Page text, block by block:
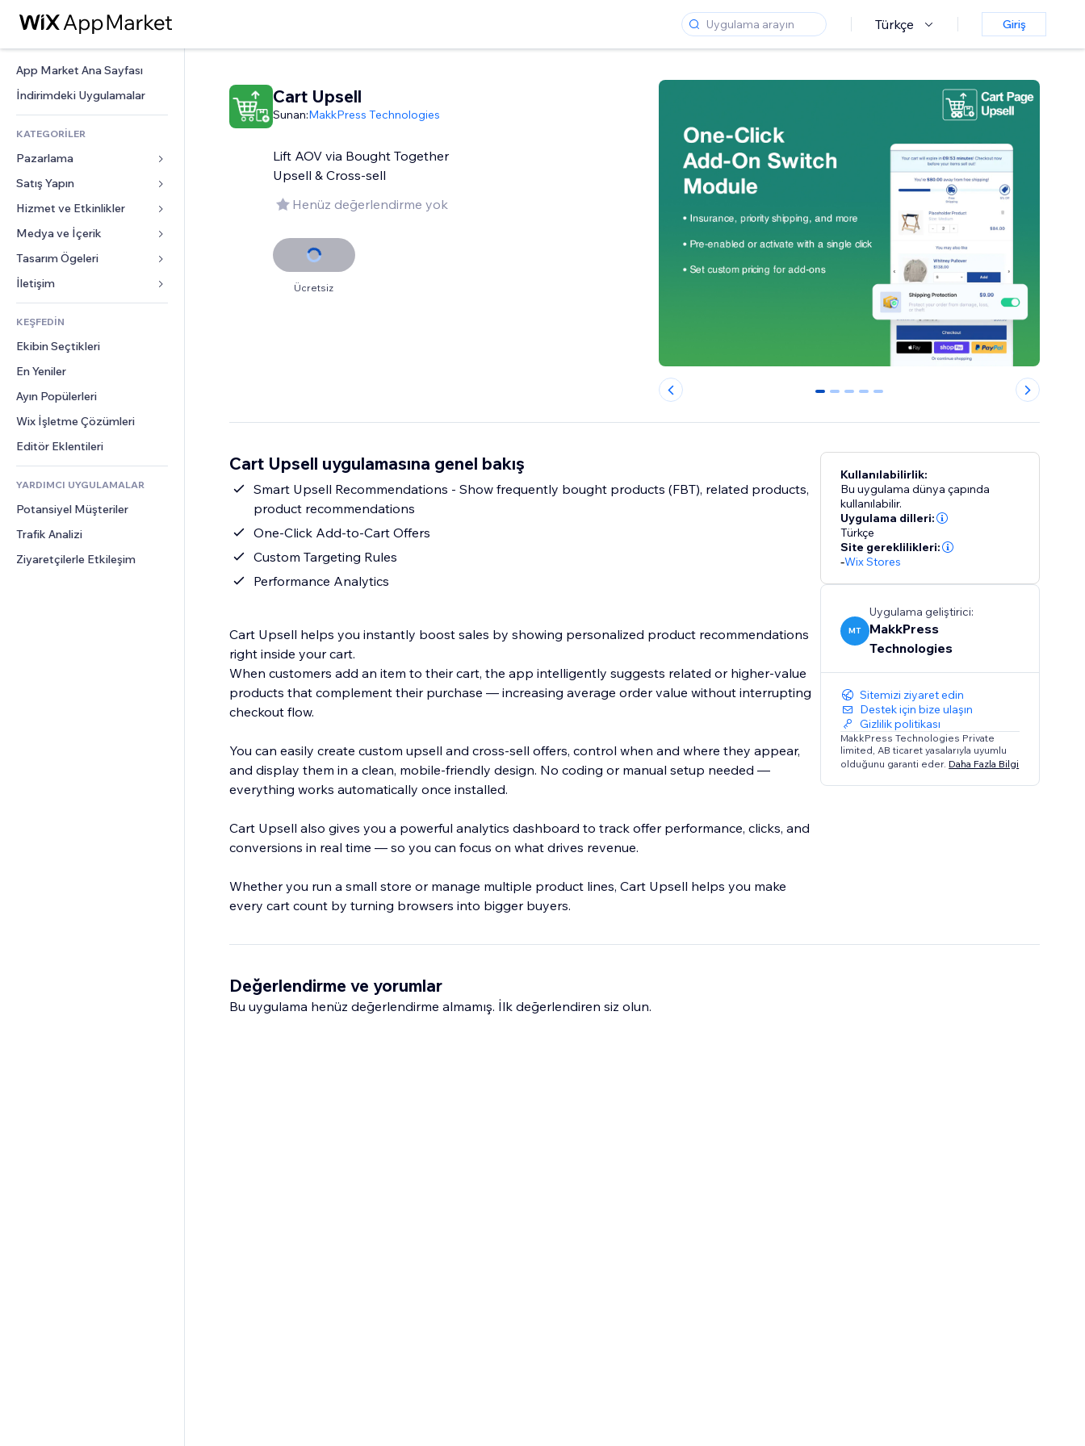
Türkçe Giriş
App Market Ana Sayfası
İndirimdeki Uygulamalar
KATEGORİLER
Pazarlama
Reklamlar
Mobil
Site Analizleri
Sosyal Ağ
Site Listeleri
E-posta
Satış Yapın
Mağazalar için uygulamalar
Gönderim ve Teslimat
Satış Düğmeleri
Muhasebe
Kuponlar ve Müşteri Sadakati
Depolama Çözümleri
Hizmet ve Etkinlikler
Oteller
Etkinlikler
Restoranlar
Emlak
Randevular
Medya ve İçerik
Galeri
Müzik
Podcast
Fotoğrafçılık
Video
PDF
Dosya Paylaşımı
Haberler
Tasarım Ögeleri
Haritalar ve Navigasyon
Gizlilik ve Güvenlik
Saat
Sayfa Şablonları
Görüntü Efektleri
Düğmeler ve Menüler
Afişler ve Rozetler
Hesap Makineleri
Arama
Hava Durumu
Grafik ve Tablolar
Formlar
Blog
Anketler
Sohbet
Yorumlar
Telefon
Topluluk
Değerlendirmeler ve Müşteri
KEŞFEDİN
Ekibin Seçtikleri
En Yeniler
Ayın Popülerleri
Wix İşletme Çözümleri
Editör Eklentileri
YARDIMCI UYGULAMALAR
Potansiyel Müşteriler
Trafik Analizi
Ziyaretçilerle Etkileşim
Cart Upsell
Sunan:MakkPress Technologies
Lift AOV via Bought Together
Upsell & Cross-sell
Henüz değerlendirme yok
Ücretsiz
0 1 2 3 4
Cart Upsell uygulamasına genel bakış
Smart Upsell Recommendations - Show frequently bought products (FBT), related products,
product recommendations
One-Click Add-to-Cart Offers
Custom Targeting Rules
Performance Analytics
Cart Upsell helps you instantly boost sales by showing personalized product recommendations
right inside your cart.
When customers add an item to their cart, the app intelligently suggests related or higher-value
products that complement their purchase — increasing average order value without interrupting
checkout flow.
You can easily create custom upsell and cross-sell offers, control when and where they appear,
and display them in a clean, mobile-friendly design. No coding or manual setup needed —
everything works automatically once installed.
Cart Upsell also gives you a powerful analytics dashboard to track offer performance, clicks, and
conversions in real time — so you can focus on what drives revenue.
Whether you run a small store or manage multiple product lines, Cart Upsell helps you make
every cart count by turning browsers into bigger buyers.
Kullanılabilirlik:
Bu uygulama dünya çapında
kullanılabilir.
Uygulama dilleri:
Türkçe
Site gereklilikleri:
-Wix Stores
MT
Uygulama geliştirici:
MakkPress
Technologies
Sitemizi ziyaret edin
Destek için bize ulaşın
Gizlilik politikası
MakkPress Technologies Private
limited, AB ticaret yasalarıyla uyumlu
olduğunu garanti eder. Daha Fazla Bilgi
Değerlendirme ve yorumlar
Bu uygulama henüz değerlendirme almamış. İlk değerlendiren siz olun.